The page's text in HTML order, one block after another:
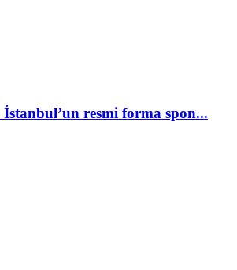
İstanbul’un resmi forma spon...